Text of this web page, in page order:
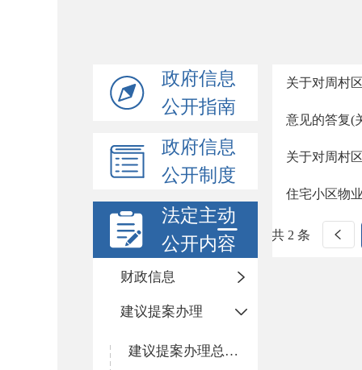
政府信息
公开指南
政府信息
公开制度
法定主动
公开内容
财政信息
建议提案办理
建议提案办理总体情况
关于对周村
意见的答复(
关于对周村
住宅小区物
共 2 条